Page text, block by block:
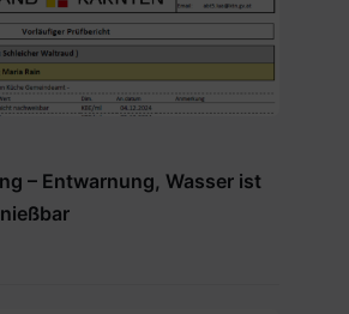
– Entwarnung, Wasser ist